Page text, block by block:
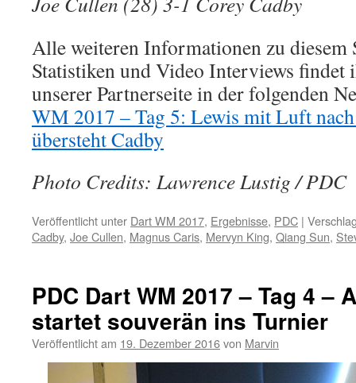
Alle weiteren Informationen zu diesem
Statistiken und Video Interviews findet
unserer Partnerseite in der folgenden
WM 2017 – Tag 5: Lewis mit Luft
übersteht Cadby
Photo Credits: Lawrence Lustig / PDC
Veröffentlicht unter Dart WM 2017, Ergebnisse, PDC |
Cadby, Joe Cullen, Magnus Caris, Mervyn King, Qiang Sun,
PDC Dart WM 2017 – Tag 4 –
startet souverän ins Turnier
Veröffentlicht am 19. Dezember 2016von Marvin